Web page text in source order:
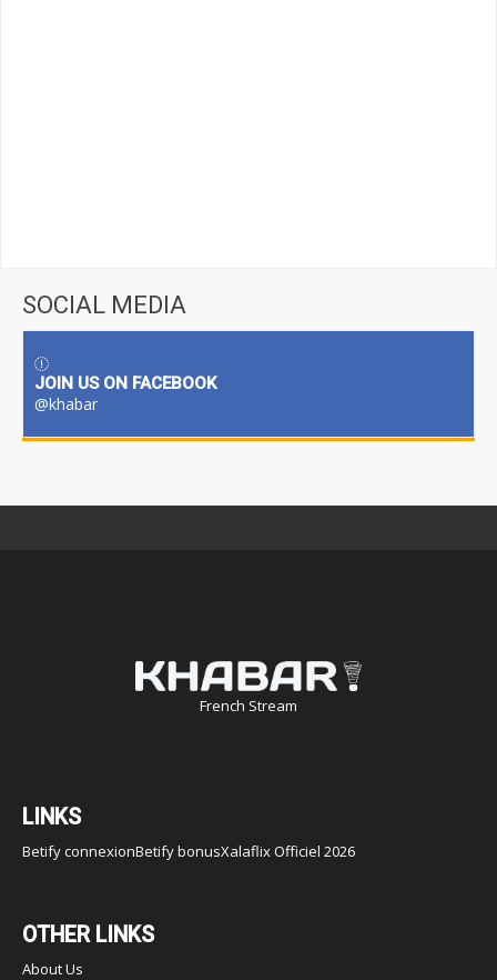
SOCIAL MEDIA
JOIN US ON FACEBOOK
@khabar
French Stream
LINKS
Betify connexionBetify bonusXalaflix Officiel 2026
OTHER LINKS
About Us